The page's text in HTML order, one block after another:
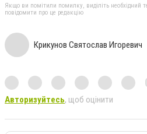
Якщо ви помітили помилку, виділіть необхідний
повідомити про це редакцію
Крикунов Святослав Игоревич
Авторизуйтесь, щоб оцінити